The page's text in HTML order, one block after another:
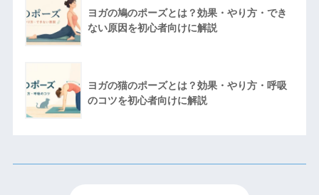
ヨガの鳩のポーズとは？効果・やり方・でき
ない原因を初心者向けに解説
ヨガの猫のポーズとは？効果・やり方・呼吸
のコツを初心者向けに解説